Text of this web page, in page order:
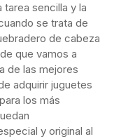
sencilla y la
se trata de
de cabeza
que vamos a
de las mejores
adquirir juguetes
los más
y original al